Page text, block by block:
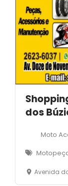
dos
Moto
Avenida doze de